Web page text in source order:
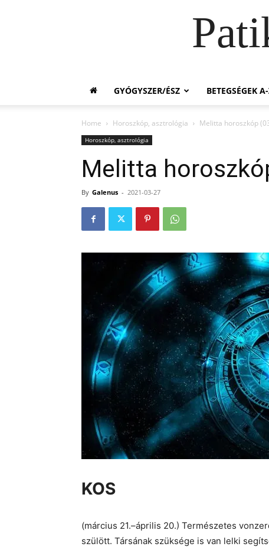
GYÓGYSZER/ÉSZ BETEGSÉGEK
Home Horoszkóp, asztrológia Melitta horoszkóp
Horoszkóp, asztrológia
Melitta
By Galenus - 2021-03-27
KOS
(március 21.–április 20.) Természetes
szülött. Társának szüksége is van lelki